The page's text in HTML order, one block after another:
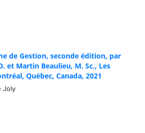
de Gestion, seconde édition, par
et Martin Beaulieu, M. Sc., Les
Québec, Canada, 2021
Joly